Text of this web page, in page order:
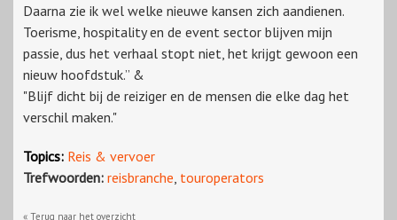
Daarna zie ik wel welke nieuwe kansen zich aandienen.
Toerisme, hospitality en de event sector blijven mijn
passie, dus het verhaal stopt niet, het krijgt gewoon een
nieuw hoofdstuk.” &
"Blijf dicht bij de reiziger en de mensen die elke dag het
verschil maken."
Topics: Reis & vervoer
Trefwoorden: reisbranche, touroperators
« Terug naar het overzicht